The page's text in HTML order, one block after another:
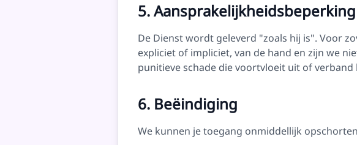
5. Aansprakelijkheidsbeperking
De Dienst wordt geleverd "zoals hij is". Voor
expliciet of impliciet, van de hand en zijn we
punitieve schade die voortvloeit uit of
6. Beëindiging
We kunnen je toegang onmiddellijk